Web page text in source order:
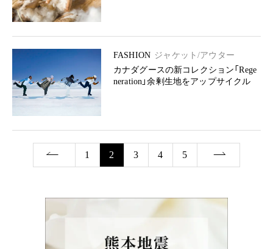
FASHION ジャケット/アウター
カナダグースの新コレクション「Rege
neration」余剰生地をアップサイクル
1 2 3 4 5